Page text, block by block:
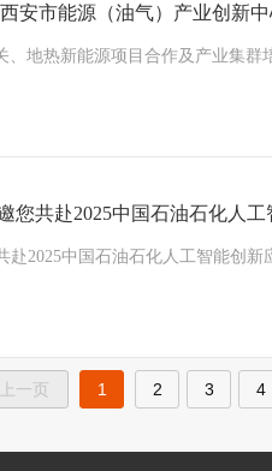
安市能源（油气）产业创新
地热新能源项目合作及产业集群
您共赴2025中国石油石化人
2025中国石油石化人工智能创新
上一页 1 2 3 4